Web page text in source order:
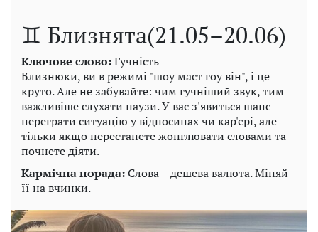
♊ Близнята(21.05–20.06)
Ключове слово:Гучність
Близнюки, ви в режимі "шоу маст гоу він", і це
круто. Але не забувайте: чим гучніший звук, тим
важливіше слухати паузи. У вас з'явиться шанс
переграти ситуацію у відносинах чи кар'єрі, але
тільки якщо перестанете жонглювати словами та
почнете діяти.
Кармічна порада:Слова – дешева валюта. Міняй
її на вчинки.